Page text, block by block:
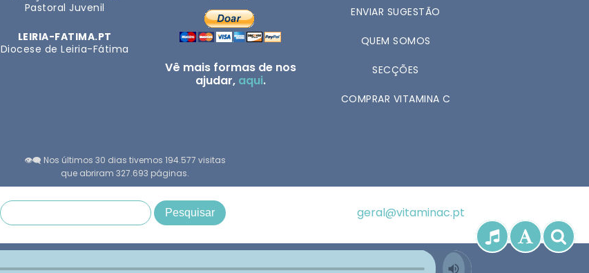
Pastoral Juvenil
LEIRIA-FATIMA.PT
Diocese de Leiria-Fátima
Vê mais formas de nos
ajudar, aqui.
ENVIAR SUGESTÃO
QUEM SOMOS
SECÇÕES
COMPRAR VITAMINA C
👁️‍🗨️ Nos últimos 30 dias tivemos 194.577 visitas
que abriram 327.693 páginas.
geral@vitaminac.pt